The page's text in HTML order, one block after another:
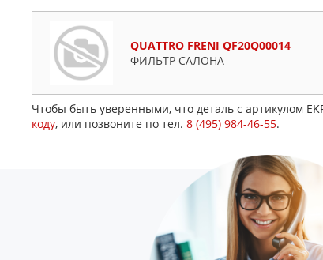
QUATTRO FRENI QF20Q00014
ФИЛЬТР САЛОНА
Чтобы быть уверенными, что деталь с артикулом
коду, или позвоните по тел. 8 (495) 984-46-55.